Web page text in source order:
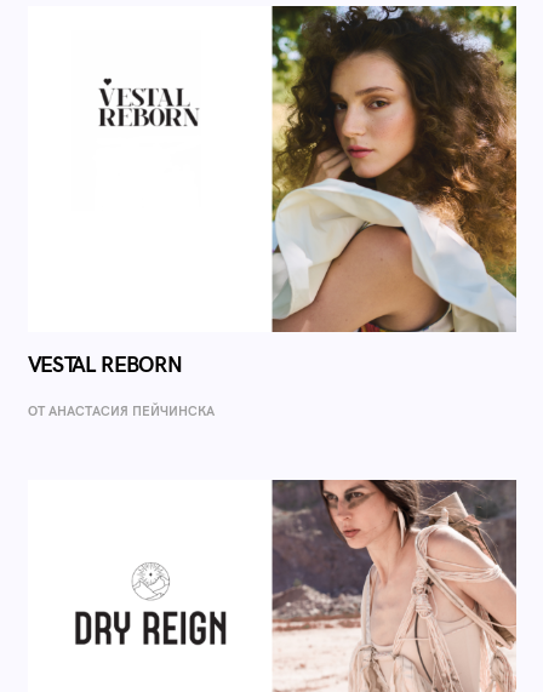
VESTAL REBORN
ОТ AНАСТАСИЯ ПЕЙЧИНСКА